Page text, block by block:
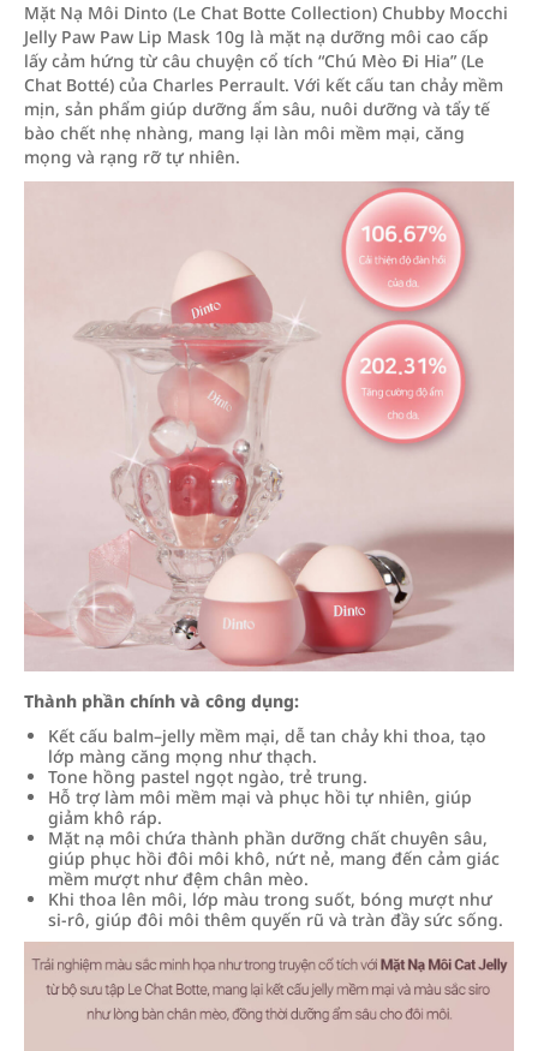
Mặt Nạ Môi Dinto (Le Chat Botte Collection) Chubby Mocchi
Jelly Paw Paw Lip Mask 10g là mặt nạ dưỡng môi cao cấp
lấy cảm hứng từ câu chuyện cổ tích “Chú Mèo Đi Hia” (Le
Chat Botté) của Charles Perrault. Với kết cấu tan chảy mềm
mịn, sản phẩm giúp dưỡng ẩm sâu, nuôi dưỡng và tẩy tế
bào chết nhẹ nhàng, mang lại làn môi mềm mại, căng
mọng và rạng rỡ tự nhiên.
Thành phần chính và công dụng:
Kết cấu balm–jelly mềm mại, dễ tan chảy khi thoa, tạo
lớp màng căng mọng như thạch.
Tone hồng pastel ngọt ngào, trẻ trung.
Hỗ trợ làm môi mềm mại và phục hồi tự nhiên, giúp
giảm khô ráp.
Mặt nạ môi chứa thành phần dưỡng chất chuyên sâu,
giúp phục hồi đôi môi khô, nứt nẻ, mang đến cảm giác
mềm mượt như đệm chân mèo.
Khi thoa lên môi, lớp màu trong suốt, bóng mượt như
si-rô, giúp đôi môi thêm quyến rũ và tràn đầy sức sống.